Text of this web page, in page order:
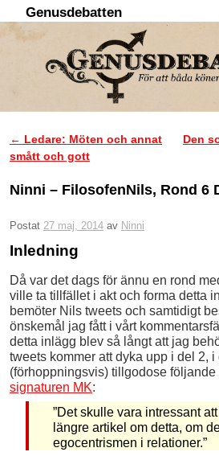
Genusdebatten
Inläggsnavigering
← Ledare: Möten och annat
smått och gott
Den
Ninni – FilosofenNils, Rond 6
Postat 27 maj, 2014 av Ninni
Inledning
Då var det dags för ännu en rond
ville ta tillfället i akt och forma detta
bemöter Nils tweets och samtidigt
önskemål jag fått i vårt
detta inlägg blev så långt att jag
tweets kommer att dyka upp i del 2,
(förhoppningsvis) tillgodose
signaturen MK:
”Det skulle vara intressant
längre artikel om detta, om
egocentrismen i relationer.”